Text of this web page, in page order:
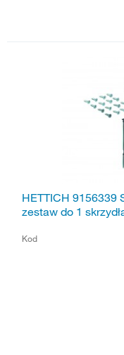
HETTICH 9156339
zestaw do 1
Kod